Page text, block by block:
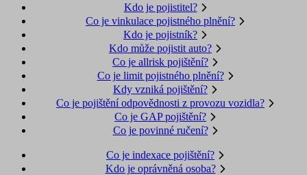
Kdo je pojistitel?
Co je vinkulace pojistného plnění?
Kdo je pojistník?
Kdo může pojistit auto?
Co je allrisk pojištění?
Co je limit pojistného plnění?
Kdy vzniká pojištění?
Co je pojištění odpovědnosti z provozu vozidla?
Co je GAP pojištění?
Co je povinné ručení?
Co je indexace pojištění?
Kdo je oprávněná osoba?